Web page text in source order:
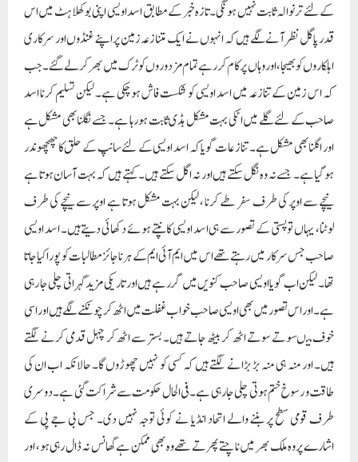
کے لئے تر نوالہ ثابت نہیں ہونگی۔ تازہ خبر کے مطابق اسد اویسی اپنی بوکھلاہٹ میں اس
قدر پاگل نظر آنے لگے ہیں کہ انہوں نے ایک متنازعہ زمین پر اپنے غنڈوں اور سرکاری
اہلکاروں کو بھیجا، اور وہاں پر کام کر رہے تمام مزدوروں کو ٹرک میں بھر کر لے گئے۔ جب
کہ اس زمین کے تنازعہ میں اسد اویسی کو شکست فاش ہو چکی ہے۔ لیکن تسلیم کرنا اسد
صاحب کے لئے گلے میں اٹکی بہت مشکل ہڈی ثابت ہو رہا ہے۔ جسے نگلنا بھی مشکل ہے
اور اگلنا بھی مشکل ہے۔ تنازعات گویا کہ اسد اویسی کے لئے سانپ کے حلق کا چھچھوندر
ہو گیا ہے۔ جسے نہ وہ نگل سکتے ہیں اور نہ اگل سکتے ہیں۔ کہتے ہیں کہ بہت آسان ہوتا ہے
نیچے سے اوپر کی طرف سفر طے کرنا ، لیکن بہت مشکل ہوتا ہے اوپر سے نیچے کی طرف
لوٹنا، یہاں تو پستی کے تصور سے ہی اسد اویسی کانپتے ہوئے دکھائی دیتے ہیں۔ اسد اویسی
صاحب جس سرکار میں رہتے تھے اس میں ایم آئی ایم کے ہر ناجائز مطالبات کو پورا کیا جاتا
تھا۔ لیکن اب گویا اویسی صاحب کنویں میں گر رہے ہیں اور تاریکی مزید گہراتی چلی جا رہی
ہے۔ اور اس تصور میں بھی اویسی صاحب خواب غفلت میں اٹھ کر چونکنے لگے ہیں اور اسی
خوف میںسوتے سوتے اٹھ کر بیٹھ جاتے ہیں۔ بستر سے اٹھ کر چہل قدمی کرنے لگتے
ہیں۔ اور منہ ہی منہ بڑ بڑانے لگتے ہیں کہ کسی کو نہیں چھوڑوں گا۔ حالانکہ اب ان کی
طاقت و رسوخ ختم ہو تی چلی جا رہی ہے۔ فی الحال حکومت سے شراکت گئی ہے۔ دوسری
طرف قومی سطح پر بننے والے اتحاد انڈیا نے کوئی توجہ نہیں دی۔ جس بی جے پی کے
اشارے پر وہ ملک بھر میں ناچتے پھرتے تھے وہ بھی ممکن ہے گھانس نہ ڈال رہی ہو، اور